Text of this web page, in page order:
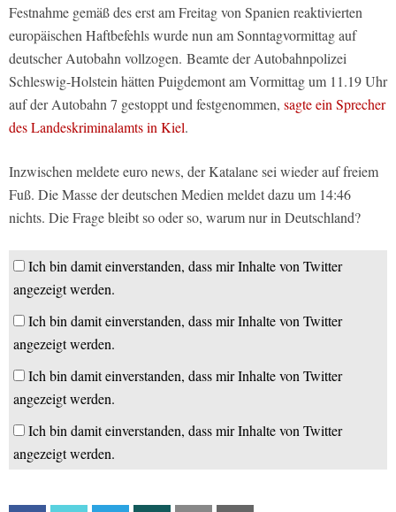
Festnahme gemäß des erst am Freitag von Spanien reaktivierten
europäischen Haftbefehls wurde nun am Sonntagvormittag auf
deutscher Autobahn vollzogen. Beamte der Autobahnpolizei
Schleswig-Holstein hätten Puigdemont am Vormittag um 11.19 Uhr
auf der Autobahn 7 gestoppt und festgenommen, sagte ein Sprecher
des Landeskriminalamts in Kiel.
Inzwischen meldete euro news, der Katalane sei wieder auf freiem
Fuß. Die Masse der deutschen Medien meldet dazu um 14:46
nichts. Die Frage bleibt so oder so, warum nur in Deutschland?
Ich bin damit einverstanden, dass mir Inhalte von Twitter
angezeigt werden.
Ich bin damit einverstanden, dass mir Inhalte von Twitter
angezeigt werden.
Ich bin damit einverstanden, dass mir Inhalte von Twitter
angezeigt werden.
Ich bin damit einverstanden, dass mir Inhalte von Twitter
angezeigt werden.